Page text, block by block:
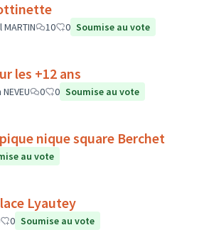
10 0 Soumise au vote
les +12 ans
0 0 Soumise au vote
nique square Berchet
au vote
Lyautey
0 Soumise au vote